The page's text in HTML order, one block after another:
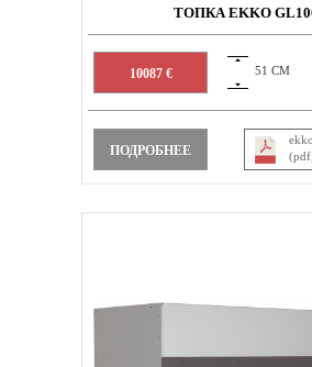
ТОПКА EKKO
10087 € 51 СМ
ПОДРОБНЕЕ